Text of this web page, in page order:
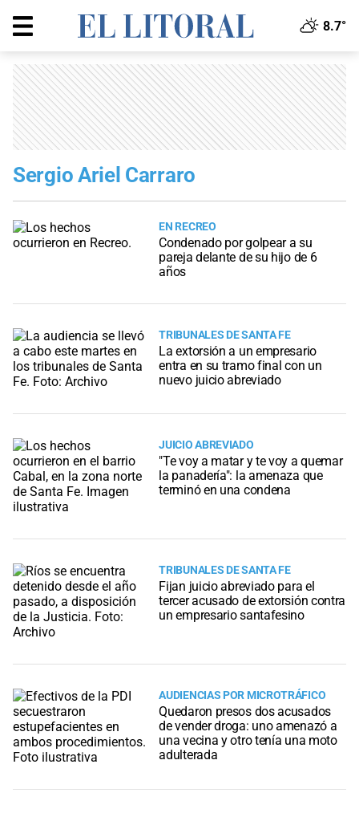
8.7°
Sergio Ariel Carraro
EN RECREO
Condenado por golpear a su
pareja delante de su hijo de 6
años
TRIBUNALES DE SANTA FE
La extorsión a un empresario
entra en su tramo final con un
nuevo juicio abreviado
JUICIO ABREVIADO
"Te voy a matar y te voy a quemar
la panadería": la amenaza que
terminó en una condena
TRIBUNALES DE SANTA FE
Fijan juicio abreviado para el
tercer acusado de extorsión contra
un empresario santafesino
AUDIENCIAS POR MICROTRÁFICO
Quedaron presos dos acusados
de vender droga: uno amenazó a
una vecina y otro tenía una moto
adulterada